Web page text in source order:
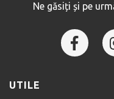
Ne găsiți și pe
UTILE